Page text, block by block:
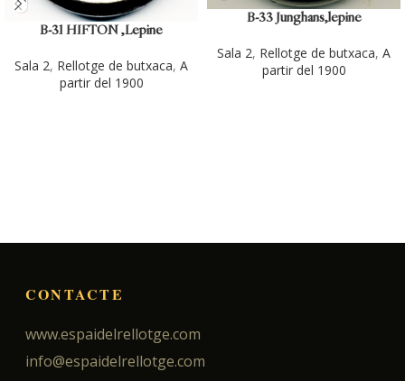
B-31 HIFTON ,Lepine
Sala 2, Rellotge de butxaca, A
partir del 1900
B-33 Junghans,lepine
Sala 2, Rellotge de butxaca, A
partir del 1900
CONTACTE
www.espaidelrellotge.com
info@espaidelrellotge.com